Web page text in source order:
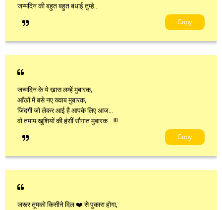
जन्मदिन की बहुत बहुत बधाई तुम्हे...
Copy
जन्मदिन के ये ख़ास लम्हें मुबारक,
आँखों में बसे नए ख्वाब मुबारक,
जिंदगी जो लेकर आई है आपके लिए आज…
वो तमाम खुशियों की हंसीं सौगात मुबारक….!!!
Copy
जरूर तूमको किसीने दिल ❤️ से पुकारा होगा,